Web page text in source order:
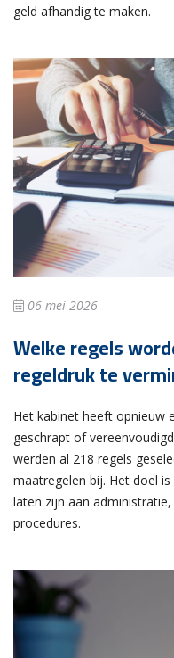
geld afhandig te maken.
06 mei 2026
Welke regels
regeldruk te
Het kabinet heeft opnieuw
geschrapt of
werden al 218 regels
maatregelen bij. Het doel
laten zijn aan
procedures.